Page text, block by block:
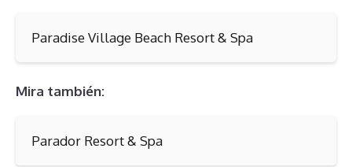
Paradise Village Beach Resort & Spa
Mira también:
Parador Resort & Spa